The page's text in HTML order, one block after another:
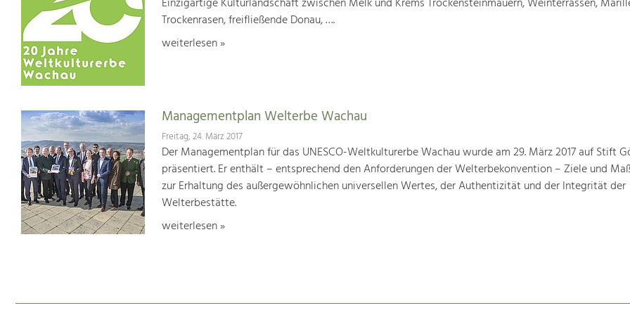
Trockenrasen, freifließende Donau, ….
weiterlesen »
Managementplan Welterbe Wachau
Freitag, 24. März 2017
Der Managementplan für das UNESCO-Weltkulturerbe Wachau wurde am 29. März 2017 auf Stift
präsentiert. Er enthält – entsprechend den Anforderungen der Welterbekonvention – Ziele und
zur Erhaltung des außergewöhnlichen universellen Wertes, der Authentizität und der Integrität der
Welterbestätte.
weiterlesen »